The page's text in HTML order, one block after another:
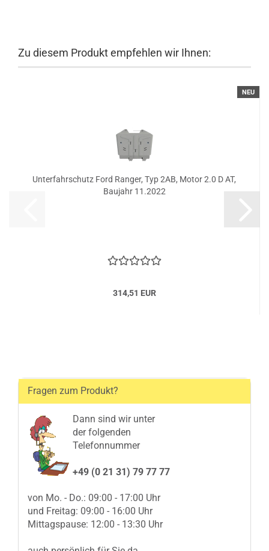
Zu diesem Produkt empfehlen wir Ihnen:
NEU
Unterfahrschutz Ford Ranger, Typ 2AB, Motor 2.0 D AT,
Baujahr 11.2022
314,51 EUR
Fragen zum Produkt?
Dann sind wir unter
der folgenden
Telefonnummer
+49 (0 21 31) 79 77 77
von Mo. - Do.: 09:00 - 17:00 Uhr
und Freitag: 09:00 - 16:00 Uhr
Mittagspause: 12:00 - 13:30 Uhr